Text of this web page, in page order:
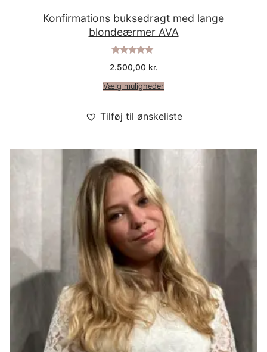
Konfirmations buksedragt med lange
blondeærmer AVA
5.00
2.500,00 kr.
Vælg muligheder
Tilføj til ønskeliste